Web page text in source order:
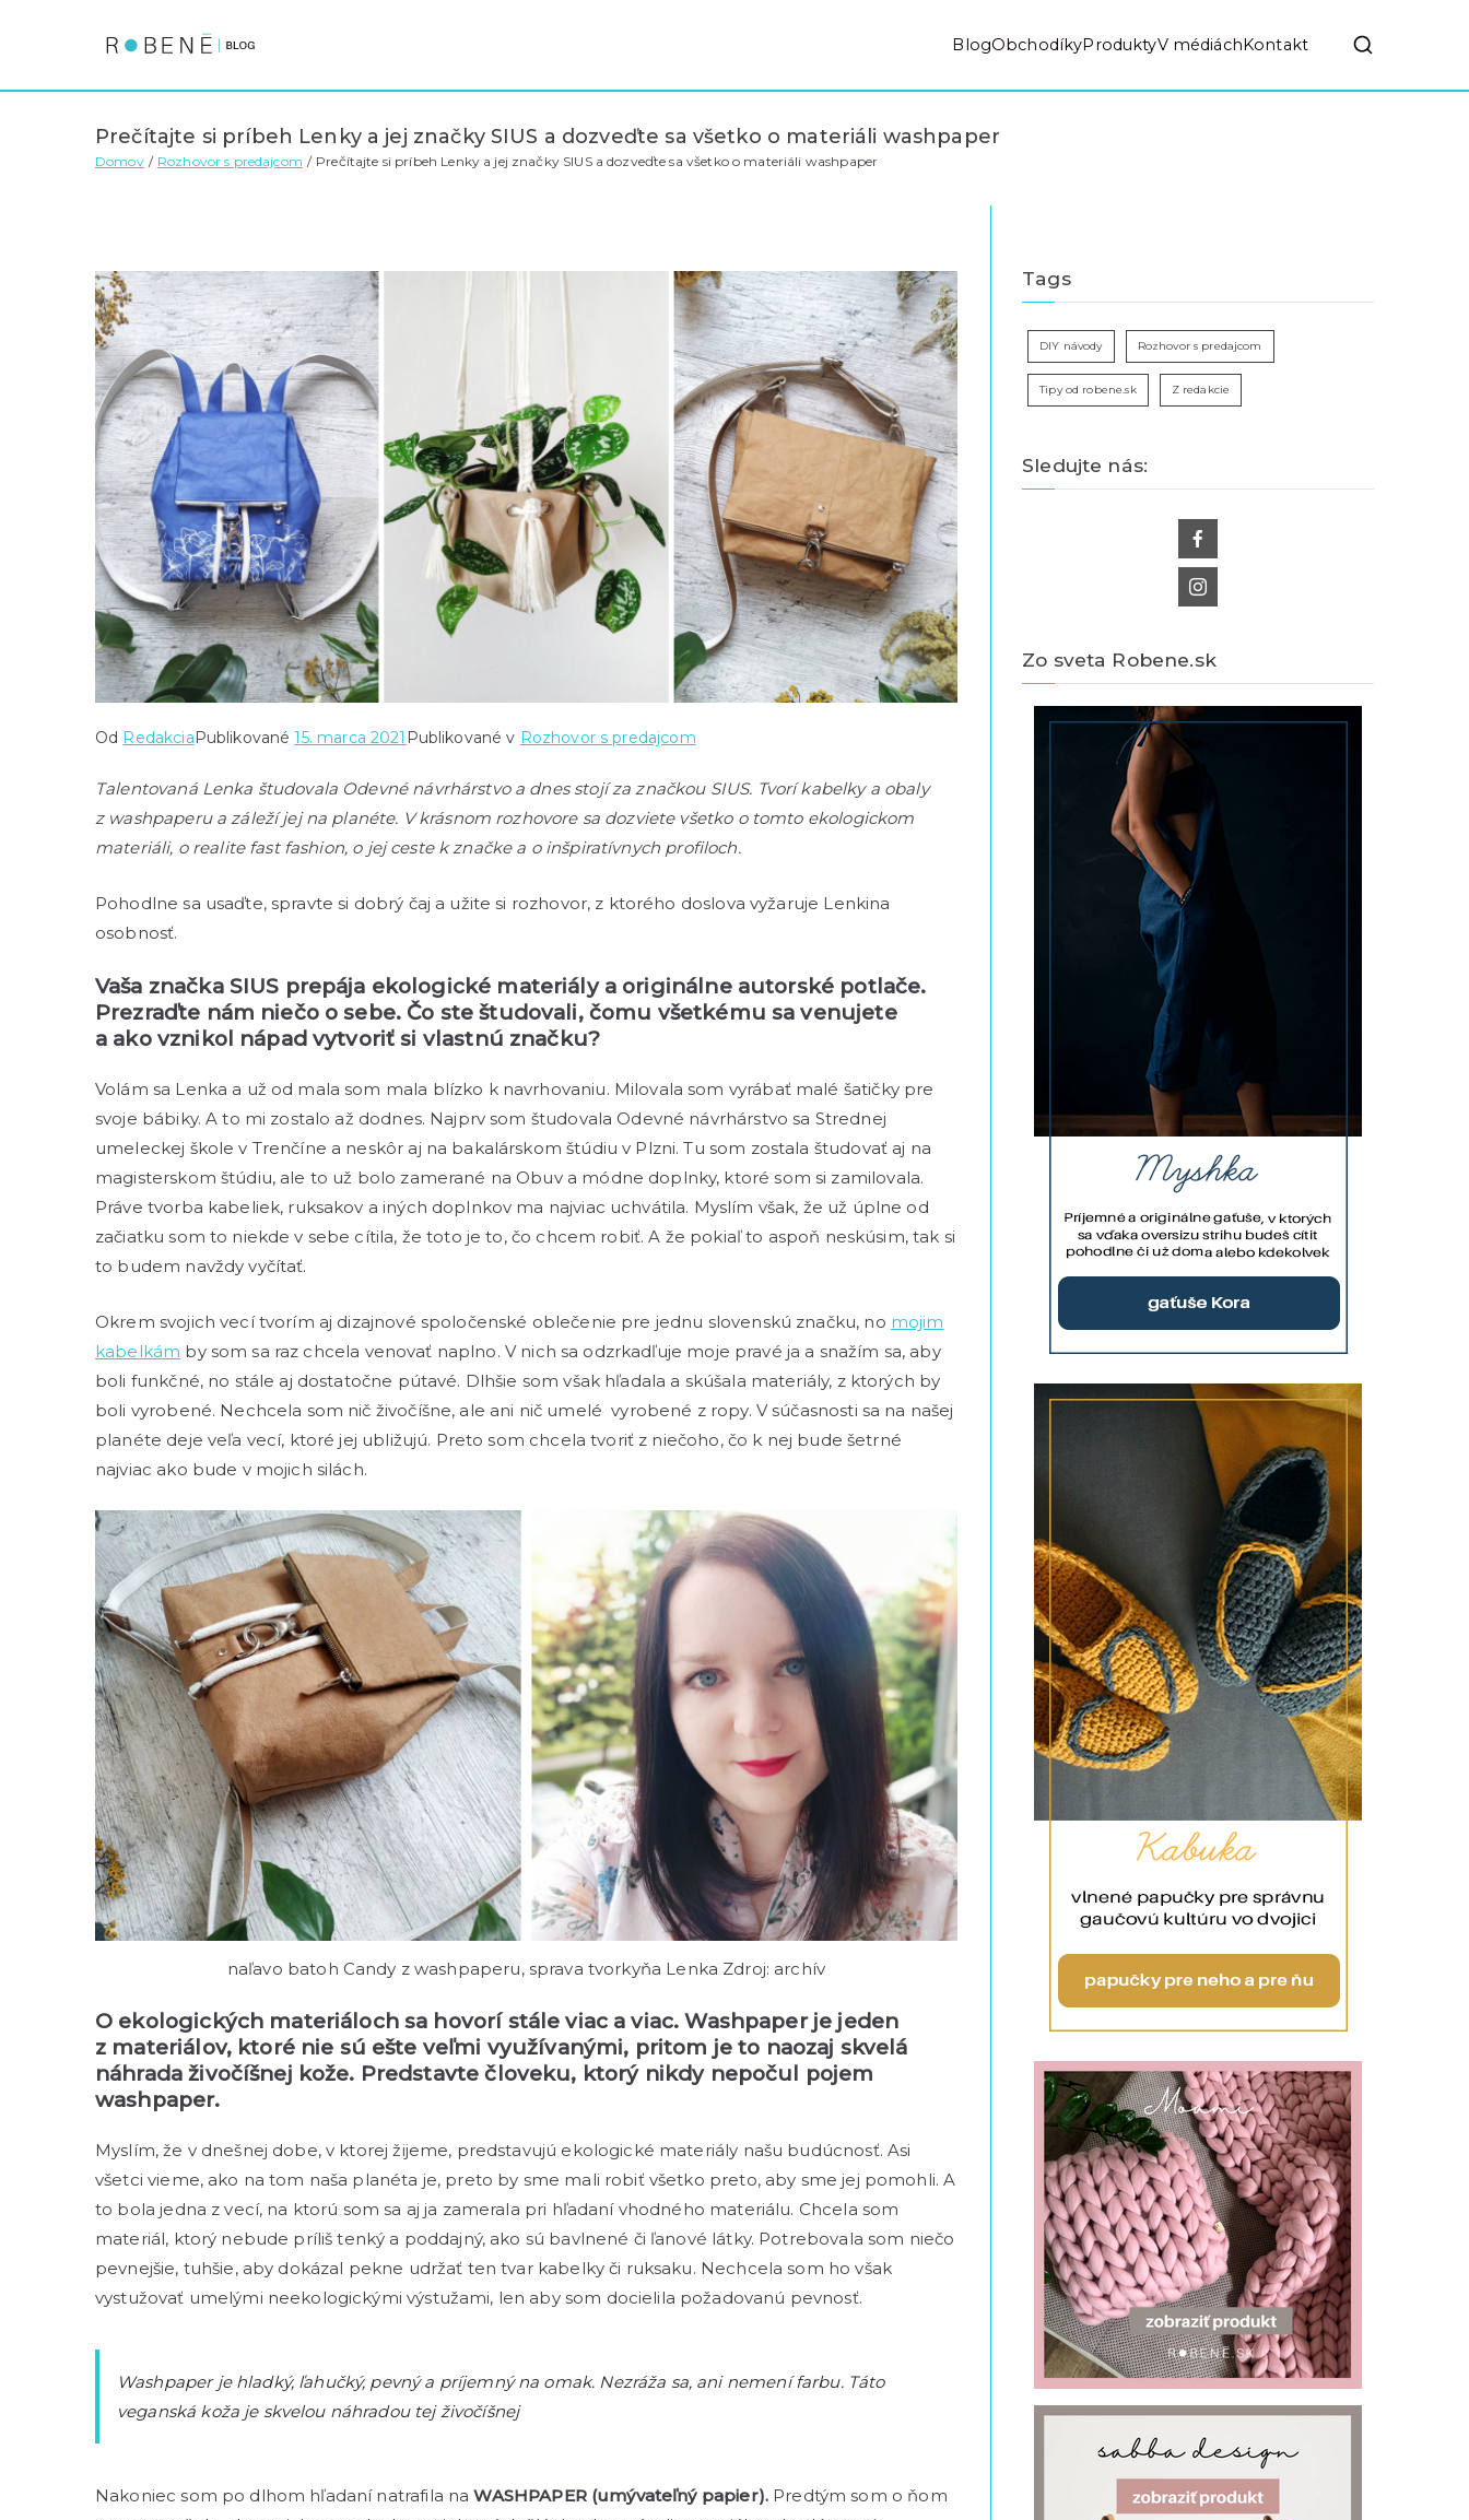
BlogObchodíkyProduktyV médiáchKontakt
Prečítajte si príbeh Lenky a jej značky SIUS a dozveďte sa všetko o materiáli washpaper
Domov Rozhovor s predajcom Prečítajte si príbeh Lenky a jej značky SIUS a dozveďte sa všetko o materiáli washpaper
Od RedakciaPublikované15. marca 2021 Publikované v Rozhovor s predajcom
Talentovaná Lenka študovala Odevné návrhárstvo a dnes stojí za značkou SIUS. Tvorí kabelky a obaly
z washpaperu a záleží jej na planéte. V krásnom rozhovore sa dozviete všetko o tomto ekologickom
materiáli, o realite fast fashion, o jej ceste k značke a o inšpiratívnych profiloch.
Pohodlne sa usaďte, spravte si dobrý čaj a užite si rozhovor, z ktorého doslova vyžaruje Lenkina
osobnosť.
Vaša značka SIUS prepája ekologické materiály a originálne autorské potlače.
Prezraďte nám niečo o sebe. Čo ste študovali, čomu všetkému sa venujete
a ako vznikol nápad vytvoriť si vlastnú značku?
Volám sa Lenka a už od mala som mala blízko k navrhovaniu. Milovala som vyrábať malé šatičky pre
svoje bábiky. A to mi zostalo až dodnes. Najprv som študovala Odevné návrhárstvo sa Strednej
umeleckej škole v Trenčíne a neskôr aj na bakalárskom štúdiu v Plzni. Tu som zostala študovať aj na
magisterskom štúdiu, ale to už bolo zamerané na Obuv a módne doplnky, ktoré som si zamilovala.
Práve tvorba kabeliek, ruksakov a iných doplnkov ma najviac uchvátila. Myslím však, že už úplne od
začiatku som to niekde v sebe cítila, že toto je to, čo chcem robiť. A že pokiaľ to aspoň neskúsim, tak si
to budem navždy vyčítať.
Okrem svojich vecí tvorím aj dizajnové spoločenské oblečenie pre jednu slovenskú značku, no mojim
kabelkám by som sa raz chcela venovať naplno. V nich sa odzrkadľuje moje pravé ja a snažím sa, aby
boli funkčné, no stále aj dostatočne pútavé. Dlhšie som však hľadala a skúšala materiály, z ktorých by
boli vyrobené. Nechcela som nič živočíšne, ale ani nič umelé vyrobené z ropy. V súčasnosti sa na našej
planéte deje veľa vecí, ktoré jej ubližujú. Preto som chcela tvoriť z niečoho, čo k nej bude šetrné
najviac ako bude v mojich silách.
naľavo batoh Candy z washpaperu, sprava tvorkyňa Lenka Zdroj: archív
O ekologických materiáloch sa hovorí stále viac a viac. Washpaper je jeden
z materiálov, ktoré nie sú ešte veľmi využívanými, pritom je to naozaj skvelá
náhrada živočíšnej kože. Predstavte človeku, ktorý nikdy nepočul pojem
washpaper.
Myslím, že v dnešnej dobe, v ktorej žijeme, predstavujú ekologické materiály našu budúcnosť. Asi
všetci vieme, ako na tom naša planéta je, preto by sme mali robiť všetko preto, aby sme jej pomohli. A
to bola jedna z vecí, na ktorú som sa aj ja zamerala pri hľadaní vhodného materiálu. Chcela som
materiál, ktorý nebude príliš tenký a poddajný, ako sú bavlnené či ľanové látky. Potrebovala som niečo
pevnejšie, tuhšie, aby dokázal pekne udržať ten tvar kabelky či ruksaku. Nechcela som ho však
vystužovať umelými neekologickými výstužami, len aby som docielila požadovanú pevnosť.
Washpaper je hladký, ľahučký, pevný a príjemný na omak. Nezráža sa, ani nemení farbu. Táto
veganská koža je skvelou náhradou tej živočíšnej
Nakoniec som po dlhom hľadaní natrafila naWASHPAPER (umývateľný papier).Predtým som o ňom
Tags
DIY návody Rozhovor s predajcom
Tipy od robene.sk Z redakcie
Sledujte nás:
Zo sveta Robene.sk